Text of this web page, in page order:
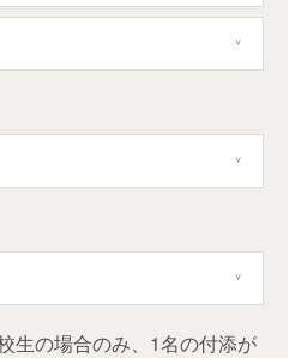
生の場合のみ、1名の付添が